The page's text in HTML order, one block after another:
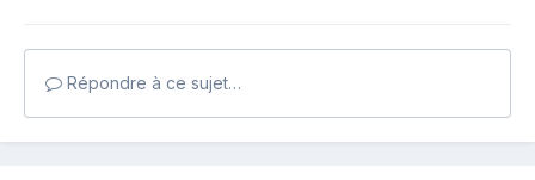
Répondre à ce sujet…